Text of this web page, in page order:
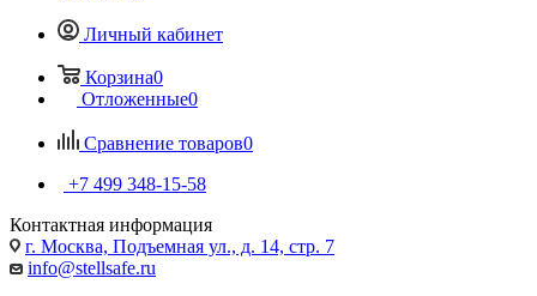
Личный кабинет
Корзина0
Отложенные0
Сравнение товаров0
+7 499 348-15-58
Контактная информация
г. Москва, Подъемная ул., д. 14, стр. 7
info@stellsafe.ru